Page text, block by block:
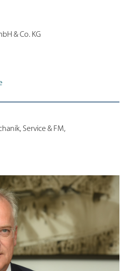
& Co. KG
Service & FM,